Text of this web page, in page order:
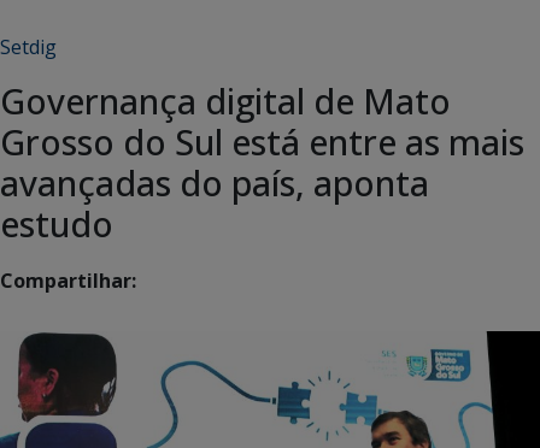
Setdig
Governança digital de Mato
Grosso do Sul está entre as mais
avançadas do país, aponta
estudo
Compartilhar: